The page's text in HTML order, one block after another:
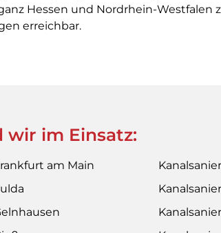
Hessen und Nordrhein-Westfalen
erreichbar.
wir im Einsatz:
am Main